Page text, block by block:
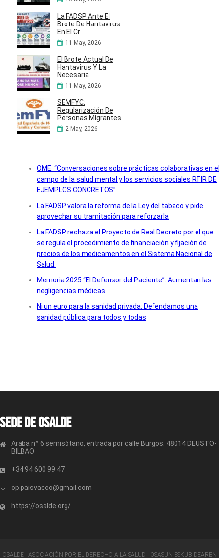
La FADSP Ante El
Brote De Hantavirus
En El Cr
11 May, 2026
El Brote Actual De
Hantavirus Y La
Necesaria
11 May, 2026
SEMFYC:
Regularización De
Personas Migrantes
2 May, 2026
OME: “Conversaciones sobre prácticas colaborativas en el
campo de la salud mental y los servicios sociales RTIR DE
EJEMPLOS CONCRETOS”
La FADSP valora la reforma de la Ley del tabaco y pide
aprovechar su tramitación para reforzarla
La FADSP rechaza el Proyecto de Real Decreto por el que
se regula el procedimiento de financiación y fijación de
precios de los medicamentos en el Sistema Nacional de
Salud.
Memoria 2025 “El Defensor del Paciente”: Aumentan las
negligencias médicas
Ni un euro para la sanidad privada: Defendamos una
sanidad pública para todos y todas
Sede de OSALDE
Araba nº 6 semisótano, entrada por calle Burgos. 48014 DEUSTO-
BILBAO
+34 94 600 99 47
op.paisvasco@gmail.com
https://osalde.org/
OSALDE | ASOCIACIÓN POR EL DERECHO A LA SALUD · OSASUN ESKUBIDEAREN